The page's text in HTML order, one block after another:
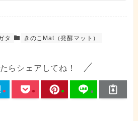
タ きのこMat（発酵マット）
らシェアしてね！